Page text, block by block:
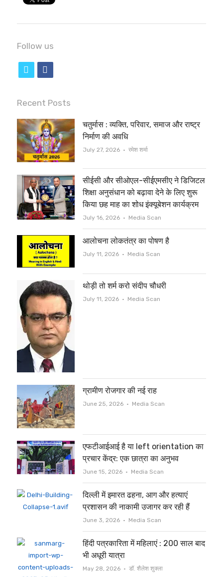
Follow us
i
t
t
e
r
c
e
b
o
o
k
Recent Posts
चतुर्मास : व्यक्ति, परिवार, समाज और राष्ट्र
निर्माण की अवधि
July 27, 2026 Author
रमेश शर्मा
सीईसी और सीओएल-सीईएमसीए ने डिजिटल
शिक्षा अनुसंधान को बढ़ावा देने के लिए शुरू
किया छह माह का शोध इंक्यूबेशन कार्यक्रम
July 16, 2026 Author
Media Scan
आलोचना लोकतंत्र का पोषण है
July 11, 2026 Author
Media Scan
थोड़ी तो शर्म करो संदीप चौधरी
July 11, 2026 Author
Media Scan
ग्रामीण रोजगार की नई राह
June 25, 2026 Author
Media Scan
एफटीआईआई है या left orientation का
प्रचार केंद्र: एक छात्रा का अनुभव
June 15, 2026 Author
Media Scan
दिल्ली में इमारत ढहना, आग और हत्याएं
प्रशासन की नाकामी उजागर कर रही हैं
June 3, 2026 Author
Media Scan
हिंदी पत्रकारिता में महिलाएं : 200 साल बाद
भी अधूरी यात्रा
May 28, 2026 Author
डॉ. शैलेश शुक्ला